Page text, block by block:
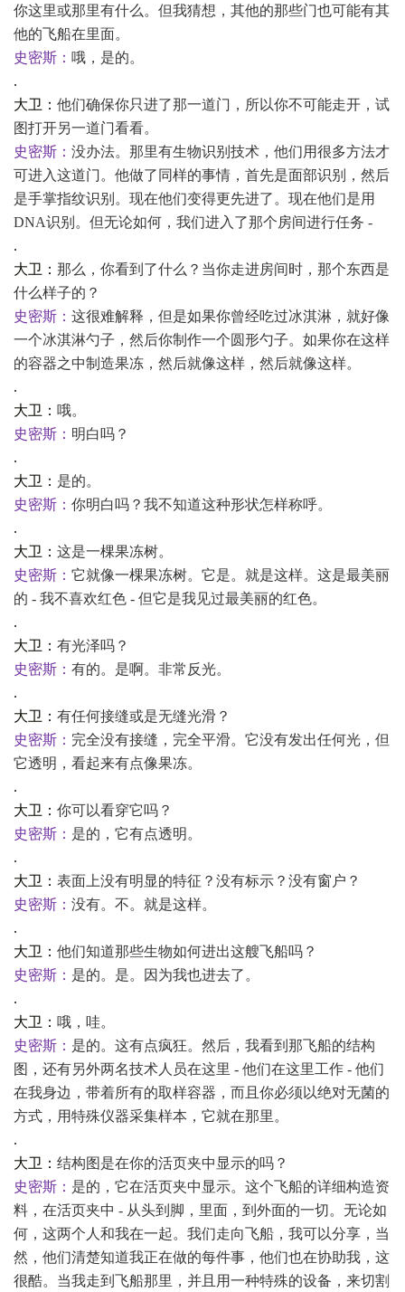
你这里或那里有什么。但我猜想，其他的那些门也可能有其
他的飞船在里面。
史密斯： 哦，是的。
.
大卫： 他们确保你只进了那一道门，所以你不可能走开，试
图打开另一道门看看。
史密斯： 没办法。那里有生物识别技术，他们用很多方法才
可进入这道门。他做了同样的事情，首先是面部识别，然后
是手掌指纹识别。现在他们变得更先进了。现在他们是用
DNA识别。但无论如何，我们进入了那个房间进行任务 -
.
大卫： 那么，你看到了什么？当你走进房间时，那个东西是
什么样子的？
史密斯： 这很难解释，但是如果你曾经吃过冰淇淋，就好像
一个冰淇淋勺子，然后你制作一个圆形勺子。如果你在这样
的容器之中制造果冻，然后就像这样，然后就像这样。
.
大卫： 哦。
史密斯： 明白吗？
.
大卫： 是的。
史密斯： 你明白吗？我不知道这种形状怎样称呼。
.
大卫： 这是一棵果冻树。
史密斯： 它就像一棵果冻树。它是。就是这样。这是最美丽
的 - 我不喜欢红色 - 但它是我见过最美丽的红色。
.
大卫： 有光泽吗？
史密斯： 有的。是啊。非常反光。
.
大卫： 有任何接缝或是无缝光滑？
史密斯： 完全没有接缝，完全平滑。它没有发出任何光，但
它透明，看起来有点像果冻。
.
大卫： 你可以看穿它吗？
史密斯： 是的，它有点透明。
.
大卫： 表面上没有明显的特征？没有标示？没有窗户？
史密斯： 没有。不。就是这样。
.
大卫： 他们知道那些生物如何进出这艘飞船吗？
史密斯： 是的。是。因为我也进去了。
.
大卫： 哦，哇。
史密斯： 是的。这有点疯狂。然后，我看到那飞船的结构
图，还有另外两名技术人员在这里 - 他们在这里工作 - 他们
在我身边，带着所有的取样容器，而且你必须以绝对无菌的
方式，用特殊仪器采集样本，它就在那里。
.
大卫： 结构图是在你的活页夹中显示的吗？
史密斯： 是的，它在活页夹中显示。这个飞船的详细构造资
料，在活页夹中 - 从头到脚，里面，到外面的一切。无论如
何，这两个人和我在一起。我们走向飞船，我可以分享，当
然，他们清楚知道我正在做的每件事，他们也在协助我，这
很酷。当我走到飞船那里，并且用一种特殊的设备，来切割